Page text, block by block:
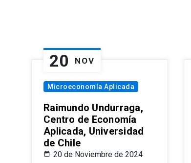
20 NOV
Microeconomía Aplicada
Raimundo Undurraga,
Centro de Economía
Aplicada, Universidad
de Chile
20 de Noviembre de 2024